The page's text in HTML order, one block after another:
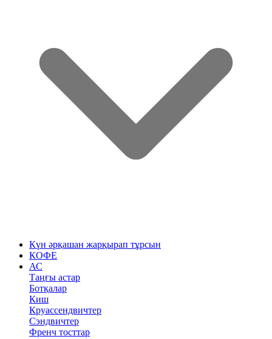
Күн әрқашан жарқырап тұрсын
КОФЕ
АС
Таңғы астар
Ботқалар
Киш
Круассендвичтер
Сэндвичтер
Френч тосттар